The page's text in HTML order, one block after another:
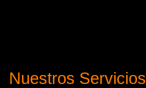
Nuestros Servicios